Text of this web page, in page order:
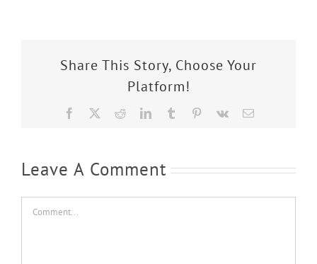
Share This Story, Choose Your
Platform!
Facebook RedditLinkedInTumblr Pinterest
Vk Email
Leave A Comment
Comment